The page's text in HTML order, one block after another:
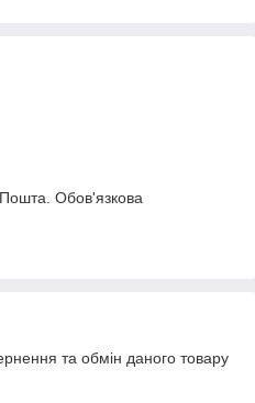
Обов'язкова
та обмін даного товару